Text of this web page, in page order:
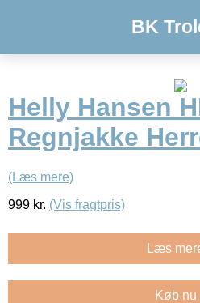
BK
Helly Hansen
Regnjakke
(Læs mere)
999 kr. (Vis fragtpris)
Læs
Køb nu